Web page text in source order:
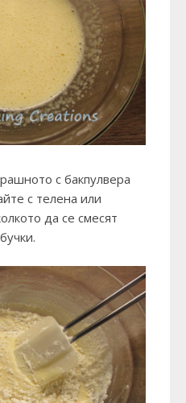
с бакпулвера
с телена или
да се смесят